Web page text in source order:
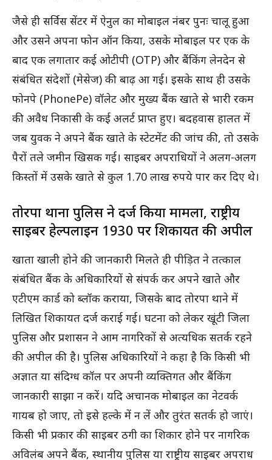
जैसे ही सर्विस सेंटर में ऐनुल का मोबाइल नंबर पुनः चालू हुआ
और उसने अपना फोन ऑन किया, उसके मोबाइल पर एक के
बाद एक लगातार कई ओटीपी (OTP) और बैंकिंग लेनदेन से
संबंधित संदेशों (मेसेज) की बाढ़ आ गई। इसके साथ ही उसके
फोनपे (PhonePe) वॉलेट और मुख्य बैंक खाते से भारी रकम
की अवैध निकासी के कई अलर्ट प्राप्त हुए। बदहवास हालत में
जब युवक ने अपने बैंक खाते के स्टेटमेंट की जांच की, तो उसके
पैरों तले जमीन खिसक गई। साइबर अपराधियों ने अलग-अलग
किस्तों में उसके खाते से कुल 1.70 लाख रुपये पार कर दिए थे।
तोरपा थाना पुलिस ने दर्ज किया मामला, राष्ट्रीय
साइबर हेल्पलाइन 1930 पर शिकायत की अपील
खाता खाली होने की जानकारी मिलते ही पीड़ित ने तत्काल
संबंधित बैंक के अधिकारियों से संपर्क कर अपने खाते और
एटीएम कार्ड को ब्लॉक कराया, जिसके बाद तोरपा थाने में
लिखित शिकायत दर्ज कराई गई। घटना को लेकर खूंटी जिला
पुलिस और प्रशासन ने आम नागरिकों से अत्यधिक सतर्क रहने
की अपील की है। पुलिस अधिकारियों ने कहा है कि किसी भी
अज्ञात या संदिग्ध कॉल पर अपनी व्यक्तिगत और बैंकिंग
जानकारी साझा न करें। यदि अचानक मोबाइल का नेटवर्क
गायब हो जाए, तो इसे हल्के में न लें और तुरंत सतर्क हो जाएं।
किसी भी प्रकार की साइबर ठगी का शिकार होने पर नागरिक
अविलंब अपने बैंक, स्थानीय पुलिस या राष्ट्रीय साइबर अपराध